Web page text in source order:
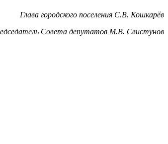
Глава городского поселения С.В. Кошкарёв
Совета депутатов М.В. Свистунов